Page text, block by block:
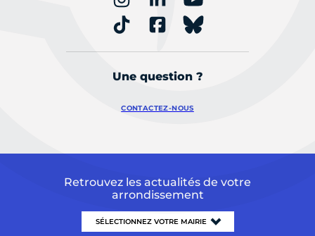
Une question ?
CONTACTEZ-NOUS
Retrouvez les actualités de votre
arrondissement